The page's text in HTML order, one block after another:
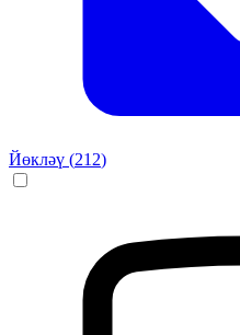
Йөкләү (212)